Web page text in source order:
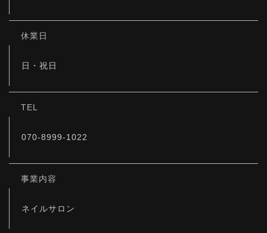
休業日
日・祝日
TEL
070-8999-1022
事業内容
ネイルサロン